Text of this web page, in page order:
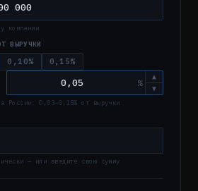
компании
ВЫРУЧКИ
0,10% 0,15%
%
▲
▼
России: 0,03–0,15% от выручки
— или введите свою сумму